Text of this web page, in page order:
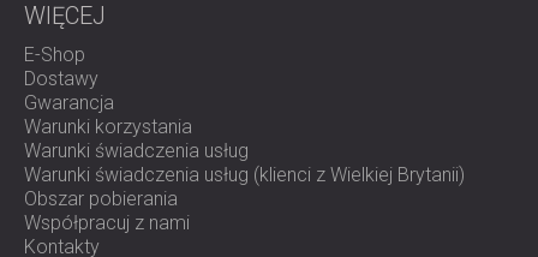
WIĘCEJ
E-Shop
Dostawy
Gwarancja
Warunki korzystania
Warunki świadczenia usług
Warunki świadczenia usług (klienci z Wielkiej Brytanii)
Obszar pobierania
Współpracuj z nami
Kontakty